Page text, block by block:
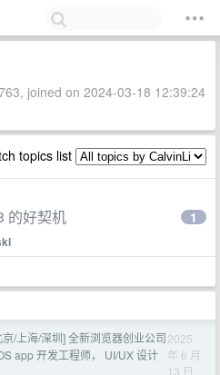
joined on 2024-03-18 12:39:24
topics list
的好契机 1
京/上海/深圳] 全新浏览器创业公司
app 开发工程师， UI/UX 设计
2025
年 6 月
13 日